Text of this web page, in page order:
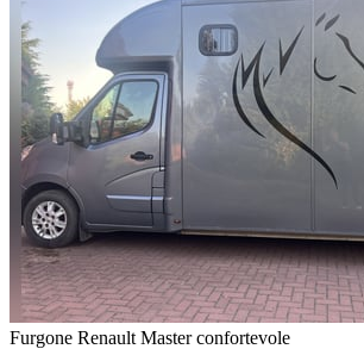
Furgone Renault Master confortevole